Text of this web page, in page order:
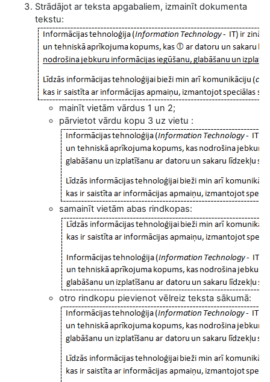
Strādājot ar teksta apgabaliem, izmainīt dokumenta
tekstu:
mainīt vietām vārdus 1 un 2;
pārvietot vārdu kopu 3 uz vietu :
samainīt vietām abas rindkopas:
otro rindkopu pievienot vēlreiz teksta sākumā: